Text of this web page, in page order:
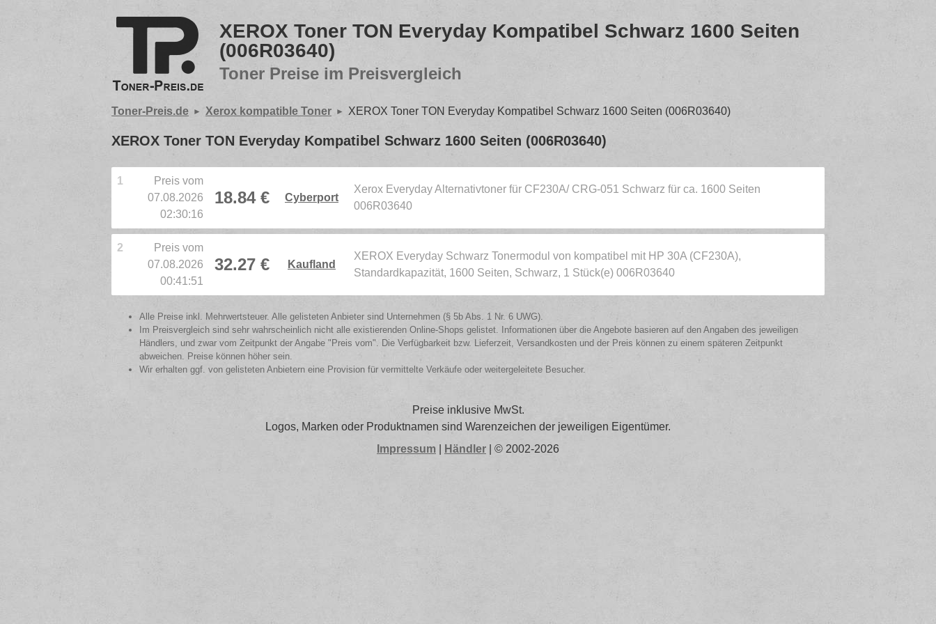
XEROX Toner TON Everyday Kompatibel Schwarz 1600 Seiten
(006R03640)
Toner Preise im Preisvergleich
Toner-Preis.de Xerox kompatible Toner XEROX Toner TON Everyday Kompatibel Schwarz 1600 Seiten (006R03640)
XEROX Toner TON Everyday Kompatibel Schwarz 1600 Seiten (006R03640)
1
Preis vom
07.08.2026
02:30:16
18.84 € Cyberport
Xerox Everyday Alternativtoner für CF230A/ CRG-051 Schwarz für ca. 1600 Seiten
006R03640
2
Preis vom
07.08.2026
00:41:51
32.27 € Kaufland
XEROX Everyday Schwarz Tonermodul von kompatibel mit HP 30A (CF230A),
Standardkapazität, 1600 Seiten, Schwarz, 1 Stück(e) 006R03640
Alle Preise inkl. Mehrwertsteuer. Alle gelisteten Anbieter sind Unternehmen (§ 5b Abs. 1 Nr. 6 UWG).
Im Preisvergleich sind sehr wahrscheinlich nicht alle existierenden Online-Shops gelistet. Informationen über die Angebote basieren auf den Angaben des jeweiligen
Händlers, und zwar vom Zeitpunkt der Angabe "Preis vom". Die Verfügbarkeit bzw. Lieferzeit, Versandkosten und der Preis können zu einem späteren Zeitpunkt
abweichen. Preise können höher sein.
Wir erhalten ggf. von gelisteten Anbietern eine Provision für vermittelte Verkäufe oder weitergeleitete Besucher.
Preise inklusive MwSt.
Logos, Marken oder Produktnamen sind Warenzeichen der jeweiligen Eigentümer.
Impressum
Händler | © 2002-2026